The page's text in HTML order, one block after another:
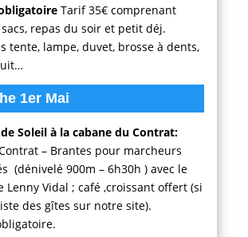
Tarif 35€ comprenant
repas du soir et petit déj.
tente, lampe, duvet, brosse à dents,
1er Mai
Soleil à la cabane du Contrat:
– Brantes pour marcheurs
(dénivelé 900m – 6h30h ) avec le
Lenny Vidal ; café ,croissant offert (si
des gîtes sur notre site).